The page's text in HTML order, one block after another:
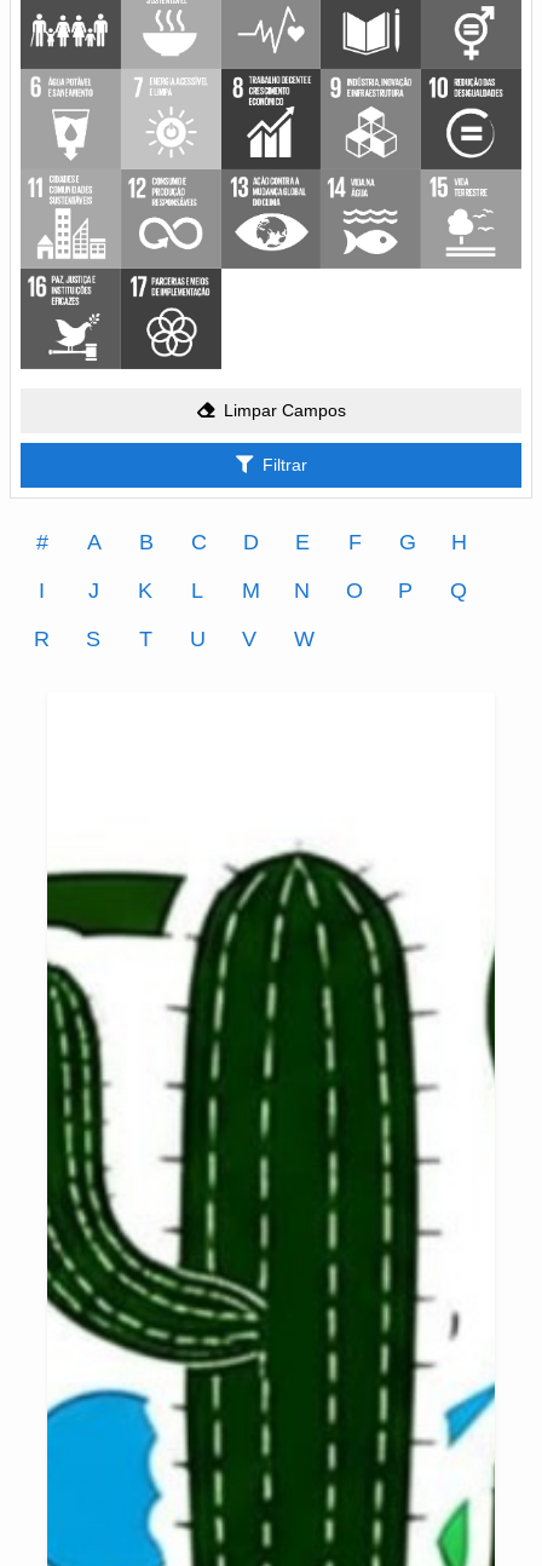
Limpar Campos
Filtrar
# A B C D E F G
H
I
J K L M N O P
Q
R
S T U V W